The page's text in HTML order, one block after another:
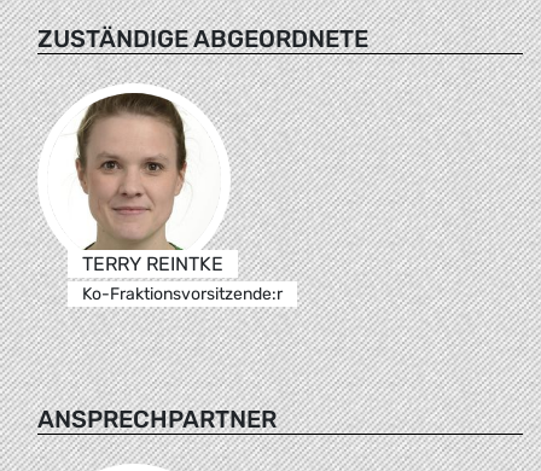
ZUSTÄNDIGE ABGEORDNETE
TERRY REINTKE
Ko-Fraktionsvorsitzende:r
ANSPRECHPARTNER